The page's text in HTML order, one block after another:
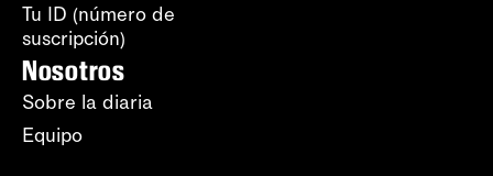
Tu ID (número de
suscripción)
Nosotros
Sobre la diaria
Equipo